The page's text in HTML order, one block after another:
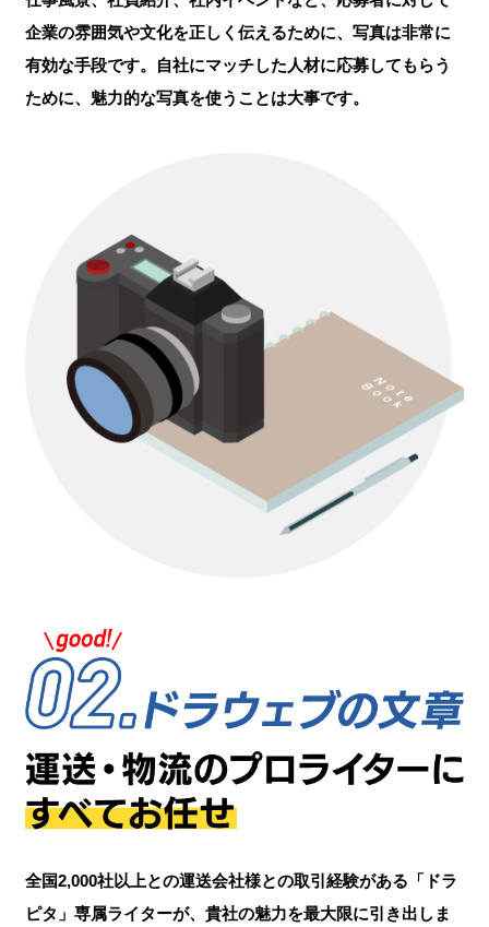
企業の雰囲気や文化を正しく伝えるために、写真は非常に
有効な手段です。自社にマッチした人材に応募してもらう
ために、魅力的な写真を使うことは大事です。
全国2,000社以上との運送会社様との取引経験がある「ドラ
ピタ」専属ライターが、貴社の魅力を最大限に引き出しま